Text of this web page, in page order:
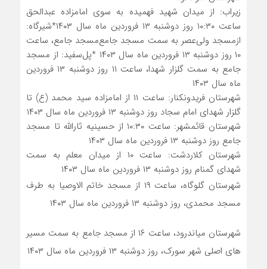
زیراب: از میدان شهید فهمیده به سوی امامزاده عبدالحق
ساعت ۱۰:۳۰ روز دوشنبه ۱۳ فروردین ماه سال ۱۴۰۳
*شیرگاه:
ازمسجد ولی‌عصر به سمت مسجد جامعمسجد جامع، ساعت
۱۰ روز دوشنبه ۱۳ فروردین ماه سال ۱۴۰۳
*پل‌سفید: از مسجد
جامع به سمت گلزار شهدا، ساعت ۱۱ روز دوشنبه ۱۳ فروردین
ماه سال ۱۴۰۳
شهرستان فریدونکنار: ساعت ۱۱ از امامزاده سید محمد (ع) تا
گلزار شهدای امام سجاد روز دوشنبه ۱۳ فروردین ماه سال ۱۴۰۳
شهرستان قائمشهر: ساعت ۱۰:۳۰ از حسینیه ثارالله
تا مسجد
جامع روز دوشنبه ۱۳ فروردین ماه سال ۱۴۰۳
شهرستان کلاردشت: ساعت ۱۰ از میدان معلم به سمت
شهدای گمنام روز دوشنبه ۱۳ فروردین ماه سال ۱۴۰۳
شهرستان گلوگاه، ساعت ۱۹ از مسجد خاتم الاوصیا به طرف
مسجد محمدی، روز دوشنبه ۱۳ فروردین ماه سال ۱۴۰۳
شهرستان میاندرود، ساعت ۱۶ از مسجد جامع به سمت مسیر
های اصلی شهر سورک، روز دوشنبه ۱۳ فروردین ماه سال ۱۴۰۳